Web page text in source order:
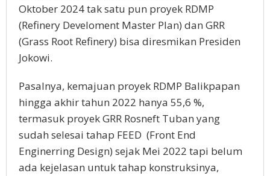
Oktober 2024 tak satu pun proyek RDMP
(Refinery Develoment Master Plan) dan GRR
(Grass Root Refinery) bisa diresmikan Presiden
Jokowi.
Pasalnya, kemajuan proyek RDMP Balikpapan
hingga akhir tahun 2022 hanya 55,6 %,
termasuk proyek GRR Rosneft Tuban yang
sudah selesai tahap FEED (Front End
Enginerring Design) sejak Mei 2022 tapi belum
ada kejelasan untuk tahap konstruksinya,